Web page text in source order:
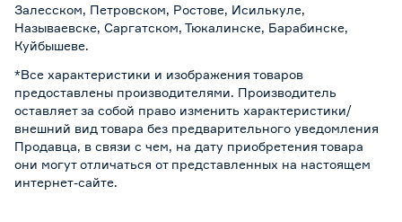
Залесском, Петровском, Ростове, Исилькуле,
Называевске, Саргатском, Тюкалинске, Барабинске,
Куйбышеве.
*Все характеристики и изображения товаров
предоставлены производителями. Производитель
оставляет за собой право изменить характеристики/
внешний вид товара без предварительного уведомления
Продавца, в связи с чем, на дату приобретения товара
они могут отличаться от представленных на настоящем
интернет-сайте.